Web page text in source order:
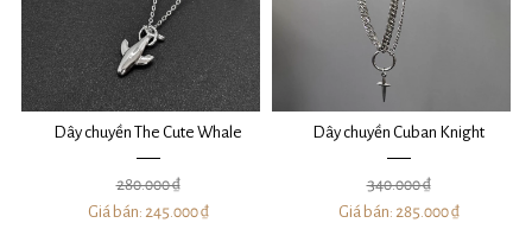
Dây chuyền The Cute Whale
280.000 ₫
Giá bán: 245.000 ₫
Dây chuyền Cuban Knight
340.000 ₫
Giá bán: 285.000 ₫